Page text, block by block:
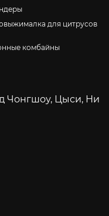
для цитрусов
комбайны
Чонгшоу, Цыси, Ни